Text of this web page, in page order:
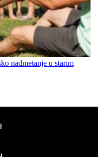
nadmetanje u starim